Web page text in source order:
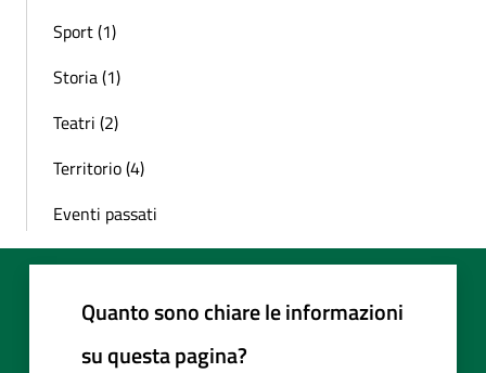
Sport (1)
Storia (1)
Teatri (2)
Territorio (4)
Eventi passati
Quanto sono chiare le informazioni
su questa pagina?